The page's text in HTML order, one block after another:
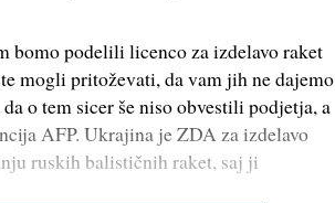
bomo podelili licenco za izdelavo raket
mogli pritoževati, da vam jih ne dajemo
o tem sicer še niso obvestili podjetja, a
AFP. Ukrajina je ZDA za izdelavo
ruskih balističnih raket, saj ji